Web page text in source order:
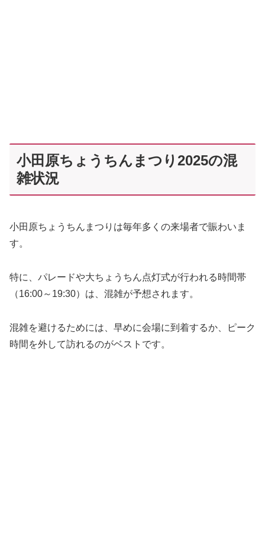
小田原ちょうちんまつり2025の混
雑状況
小田原ちょうちんまつりは毎年多くの来場者で賑わいま
す。
特に、パレードや大ちょうちん点灯式が行われる時間帯
（16:00～19:30）は、混雑が予想されます。
混雑を避けるためには、早めに会場に到着するか、ピーク
時間を外して訪れるのがベストです。